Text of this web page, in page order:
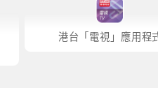
港台「電視」應用程